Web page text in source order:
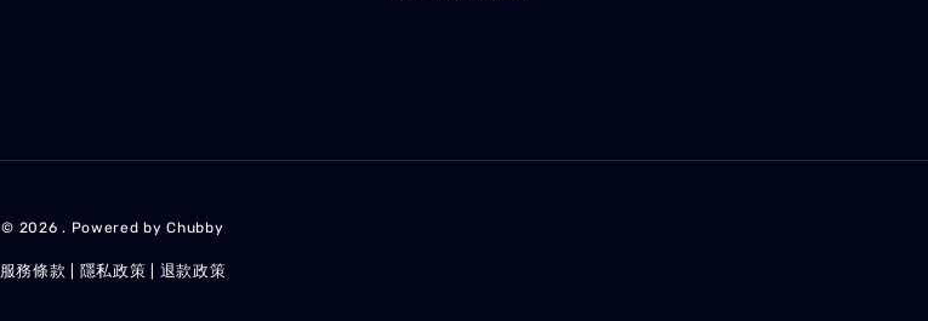
© 2026 . Powered by Chubby
服務條款 隱私政策 退款政策